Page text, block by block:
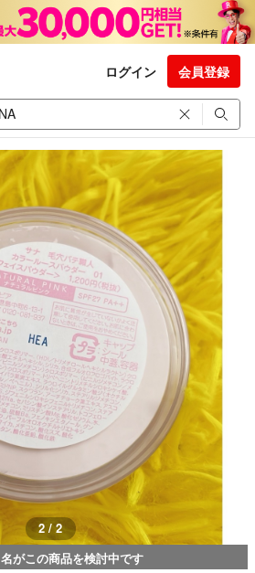
ログイン 会員登録
2 / 2
名がこの商品を検討中です